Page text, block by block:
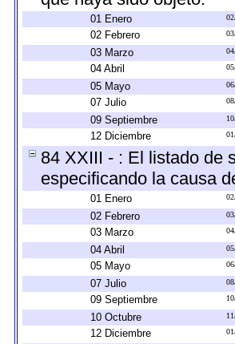
01 Enero
02 Febrero
03 Marzo
04 Abril
05 Mayo
07 Julio
09 Septiembre
12 Diciembre
84 XXIII - : El listado de
especificando la causa
01 Enero
02 Febrero
03 Marzo
04 Abril
05 Mayo
07 Julio
09 Septiembre
10 Octubre
12 Diciembre